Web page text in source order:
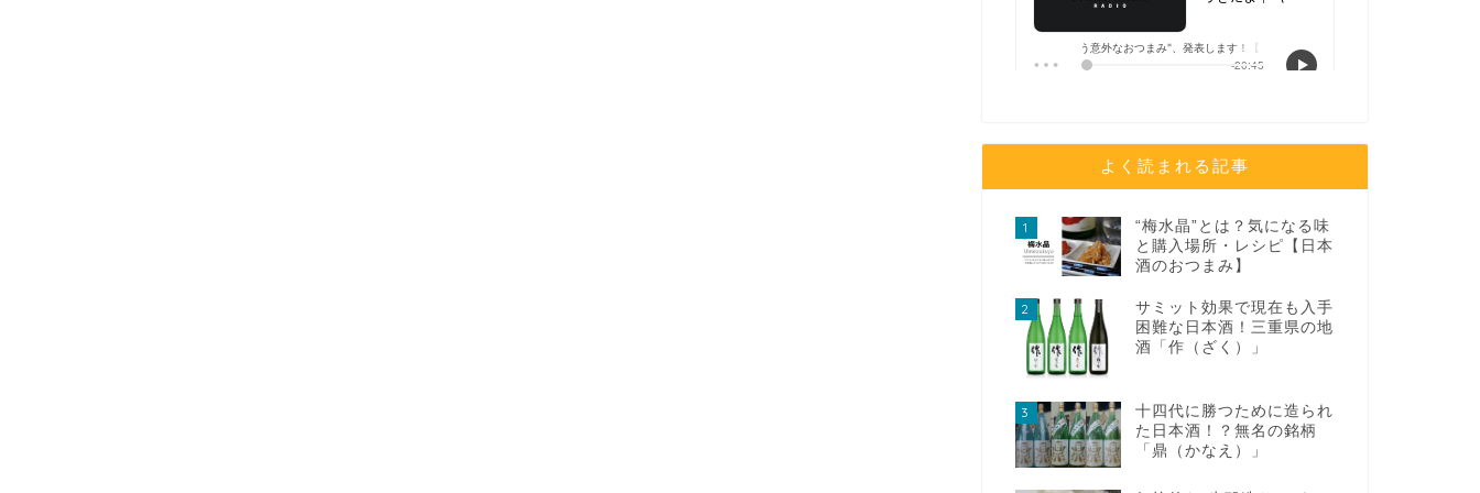
よく読まれる記事
1
“梅水晶”とは？気になる味
と購入場所・レシピ【日本
酒のおつまみ】
2
サミット効果で現在も入手
困難な日本酒！三重県の地
酒「作（ざく）」
3
十四代に勝つために造られ
た日本酒！？無名の銘柄
「鼎（かなえ）」